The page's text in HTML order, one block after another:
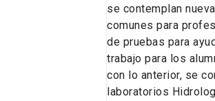
se contemplan
comunes para
de pruebas para
trabajo para los
con lo anterior, se
laboratorios